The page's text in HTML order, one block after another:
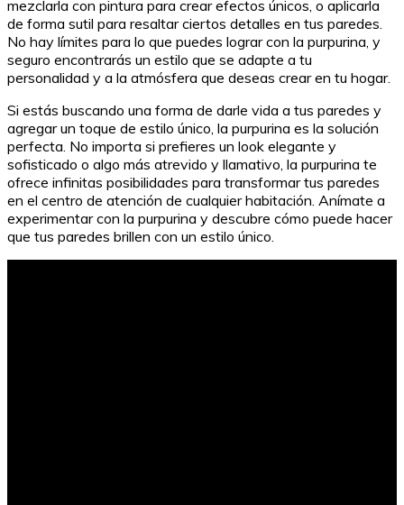
mezclarla con pintura para crear efectos únicos, o aplicarla
de forma sutil para resaltar ciertos detalles en tus paredes.
No hay límites para lo que puedes lograr con la purpurina, y
seguro encontrarás un estilo que se adapte a tu
personalidad y a la atmósfera que deseas crear en tu hogar.
Si estás buscando una forma de darle vida a tus paredes y
agregar un toque de estilo único, la purpurina es la solución
perfecta. No importa si prefieres un look elegante y
sofisticado o algo más atrevido y llamativo, la purpurina te
ofrece infinitas posibilidades para transformar tus paredes
en el centro de atención de cualquier habitación. Anímate a
experimentar con la purpurina y descubre cómo puede hacer
que tus paredes brillen con un estilo único.